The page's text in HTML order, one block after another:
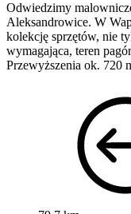
Odwiedzimy
Aleksandrowice. W
kolekcję sprzętów, nie
wymagająca, teren
Przewyższenia ok.